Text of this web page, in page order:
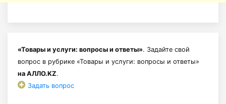
«Товары и услуги: вопросы и ответы». Задайте свой
вопрос в рубрике «Товары и услуги: вопросы и ответы»
на АЛЛО.KZ.
Задать вопрос